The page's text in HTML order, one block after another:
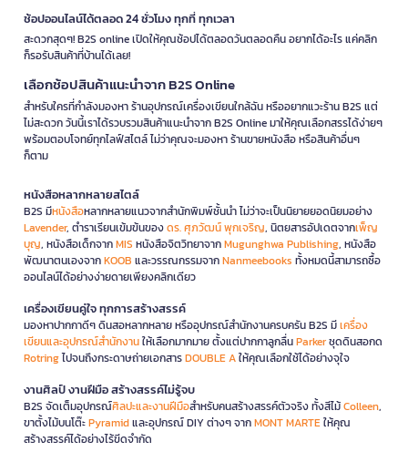
ช้อปออนไลน์ได้ตลอด 24 ชั่วโมง ทุกที่ ทุกเวลา
สะดวกสุดๆ! B2S online เปิดให้คุณช้อปได้ตลอดวันตลอดคืน อยากได้อะไร แค่คลิก
ก็รอรับสินค้าที่บ้านได้เลย!
เลือกช้อปสินค้าแนะนำจาก B2S Online
สำหรับใครที่กำลังมองหา ร้านอุปกรณ์เครื่องเขียนใกล้ฉัน หรืออยากแวะร้าน B2S แต่
ไม่สะดวก วันนี้เราได้รวบรวมสินค้าแนะนำจาก B2S Online มาให้คุณเลือกสรรได้ง่ายๆ
พร้อมตอบโจทย์ทุกไลฟ์สไตล์ ไม่ว่าคุณจะมองหา ร้านขายหนังสือ หรือสินค้าอื่นๆ
ก็ตาม
หนังสือหลากหลายสไตล์
B2S มีหนังสือหลากหลายแนวจากสำนักพิมพ์ชั้นนำ ไม่ว่าจะเป็นนิยายยอดนิยมอย่าง
Lavender, ตำราเรียนเข้มข้นของดร. ศุภวัฒน์ พุกเจริญ, นิตยสารอัปเดตจากเพ็ญ
บุญ, หนังสือเด็กจากMIS หนังสือจิตวิทยาจากMugunghwa Publishing, หนังสือ
พัฒนาตนเองจากKOOB และวรรณกรรมจากNanmeebooks ทั้งหมดนี้สามารถซื้อ
ออนไลน์ได้อย่างง่ายดายเพียงคลิกเดียว
เครื่องเขียนคู่ใจ ทุกการสร้างสรรค์
มองหาปากกาดีๆ ดินสอหลากหลาย หรืออุปกรณ์สำนักงานครบครัน B2S มีเครื่อง
เขียนและอุปกรณ์สำนักงานให้เลือกมากมาย ตั้งแต่ปากกาลูกลื่นParkerชุดดินสอกด
Rotringไปจนถึงกระดาษถ่ายเอกสารDOUBLE Aให้คุณเลือกใช้ได้อย่างจุใจ
งานศิลป์ งานฝีมือ สร้างสรรค์ไม่รู้จบ
B2S จัดเต็มอุปกรณ์ศิลปะและงานฝีมือสำหรับคนสร้างสรรค์ตัวจริง ทั้งสีไม้Colleen,
ขาตั้งไม้บนโต๊ะPyramidและอุปกรณ์ DIY ต่างๆ จากMONT MARTEให้คุณ
สร้างสรรค์ได้อย่างไร้ขีดจำกัด